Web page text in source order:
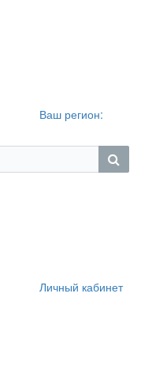
Ваш регион:
Личный кабинет